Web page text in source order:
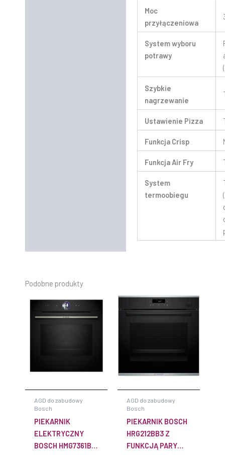
Moc
przyłączeniowa
System wyboru
potrawy
Szybkie
nagrzewanie
Ustawienie Pizza
Funkcja Crisp
Funkcja Air Fry
System
termoobiegu
Podobne produkty
AGD do zabudowy
Bosch
PIEKARNIK
ELEKTRYCZNY
BOSCH HMG7361B1
AGD do zabudowy
Bosch
PIEKARNIK BOSCH
HRG212BB3 Z
FUNKCJĄ PARY